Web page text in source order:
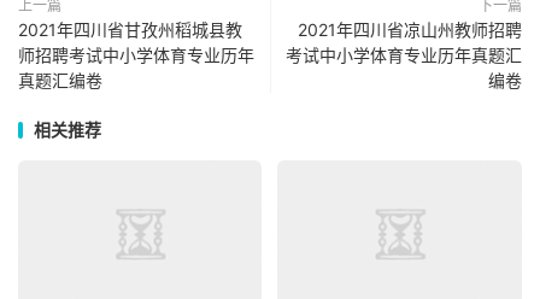
上一篇
2021年四川省甘孜州稻城县教
师招聘考试中小学体育专业历年
真题汇编卷
下一篇
2021年四川省凉山州教师招聘
考试中小学体育专业历年真题汇
编卷
相关推荐